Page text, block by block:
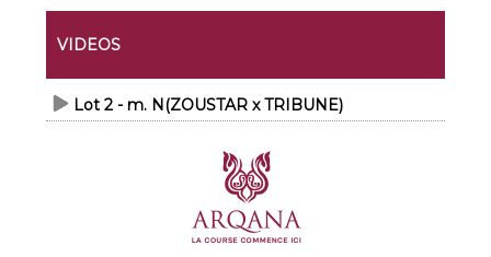
VIDEOS
Lot 2 - m. N(ZOUSTAR x TRIBUNE)